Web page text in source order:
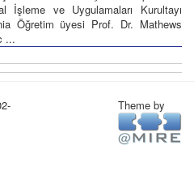
İşleme ve Uygulamaları Kurultayı
Öğretim üyesi Prof. Dr. Mathews
...
Theme by